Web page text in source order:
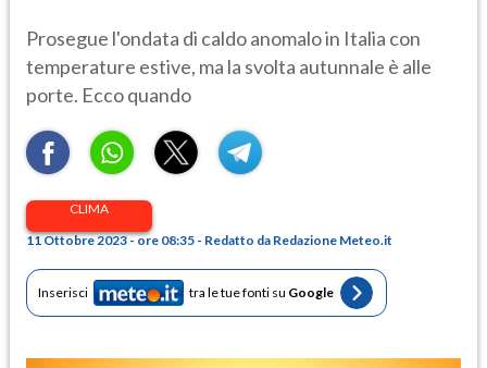
Prosegue l'ondata di caldo anomalo in Italia con
temperature estive, ma la svolta autunnale è alle
porte. Ecco quando
CLIMA
11 Ottobre 2023 - ore 08:35 - Redatto da Redazione Meteo.it
Inserisci tra le tue fonti su Google